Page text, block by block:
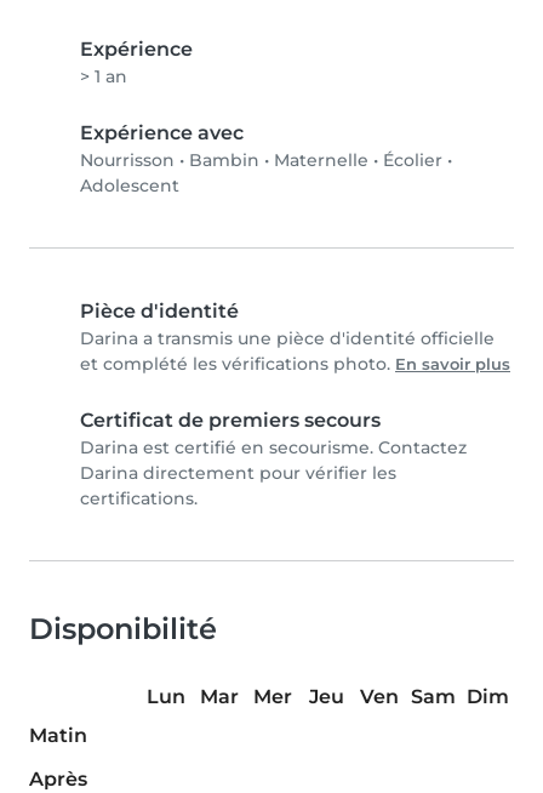
Expérience
> 1 an
Expérience avec
Nourrisson • Bambin • Maternelle • Écolier •
Adolescent
Pièce d'identité
Darina a transmis une pièce d'identité officielle
et complété les vérifications photo. En savoir plus
Certificat de premiers secours
Darina est certifié en secourisme. Contactez
Darina directement pour vérifier les
certifications.
Disponibilité
Lun Mar Mer Jeu Ven Sam Dim
Matin
Après